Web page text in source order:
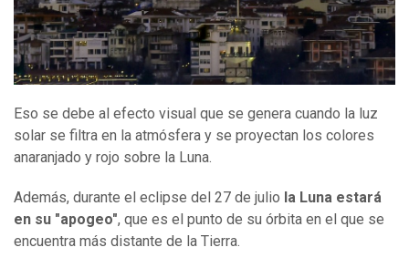
Eso se debe al efecto visual que se genera cuando la luz
solar se filtra en la atmósfera y se proyectan los colores
anaranjado y rojo sobre la Luna.
Además, durante el eclipse del 27 de julio la Luna estará
en su "apogeo", que es el punto de su órbita en el que se
encuentra más distante de la Tierra.